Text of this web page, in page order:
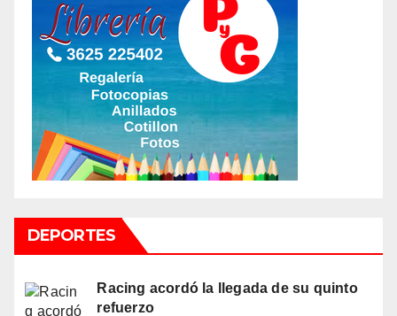
DEPORTES
Racing acordó la llegada de su quinto
refuerzo